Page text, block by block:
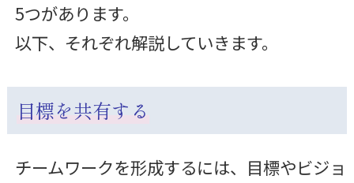
5つがあります。
以下、それぞれ解説していきます。
目標を共有する
チームワークを形成するには、目標やビジョ